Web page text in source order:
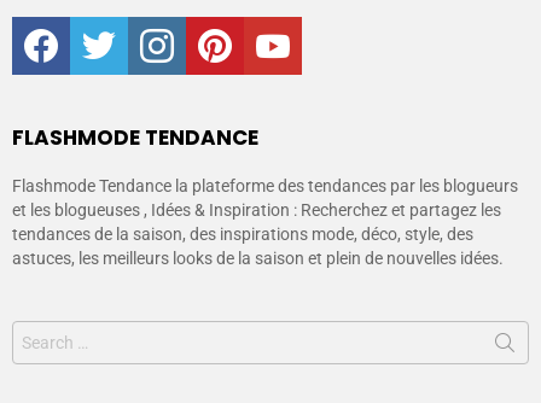
facebooktwitter instagrampinterestyoutube
FLASHMODE TENDANCE
Flashmode Tendance la plateforme des tendances par les blogueurs
et les blogueuses , Idées & Inspiration : Recherchez et partagez les
tendances de la saison, des inspirations mode, déco, style, des
astuces, les meilleurs looks de la saison et plein de nouvelles idées.